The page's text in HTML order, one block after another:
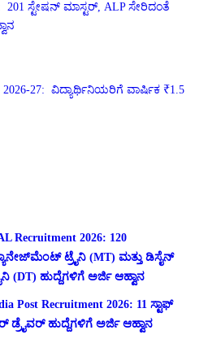
201 ಸ್ಟೇಷನ್ ಮಾಸ್ಟರ್, ALP ಸೇರಿದಂತೆ
2026-27: ವಿದ್ಯಾರ್ಥಿನಿಯರಿಗೆ ವಾರ್ಷಿಕ ₹1.5
Recruitment 2026: 120
ಟ್ರೈನಿ (MT) ಮತ್ತು ಡಿಸೈನ್
(DT) ಹುದ್ದೆಗಳಿಗೆ ಅರ್ಜಿ ಆಹ್ವಾನ
Post Recruitment 2026: 11 ಸ್ಟಾಫ್
ಡ್ರೈವರ್ ಹುದ್ದೆಗಳಿಗೆ ಅರ್ಜಿ ಆಹ್ವಾನ